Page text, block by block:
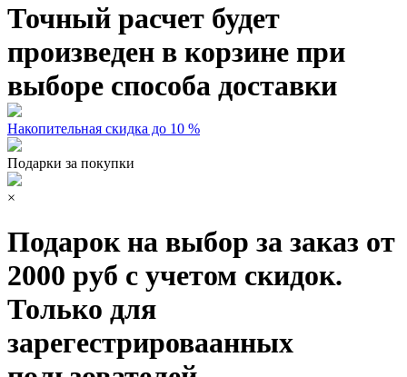
Точный расчет будет
произведен в корзине при
выборе способа доставки
Накопительная скидка до 10 %
Подарки за покупки
×
Подарок на выбор за заказ от
2000 руб с учетом скидок.
Только для
зарегестрироваанных